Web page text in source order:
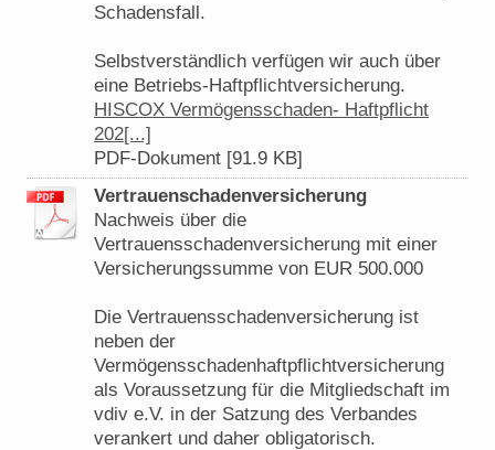
Schadensfall.
Selbstverständlich verfügen wir auch über
eine Betriebs-Haftpflichtversicherung.
HISCOX Vermögensschaden- Haftpflicht
202[...]
PDF-Dokument [91.9 KB]
Vertrauenschadenversicherung
Nachweis über die
Vertrauensschadenversicherung mit einer
Versicherungssumme von EUR 500.000
Die Vertrauensschadenversicherung ist
neben der
Vermögensschadenhaftpflichtversicherung
als Voraussetzung für die Mitgliedschaft im
vdiv e.V. in der Satzung des Verbandes
verankert und daher obligatorisch.